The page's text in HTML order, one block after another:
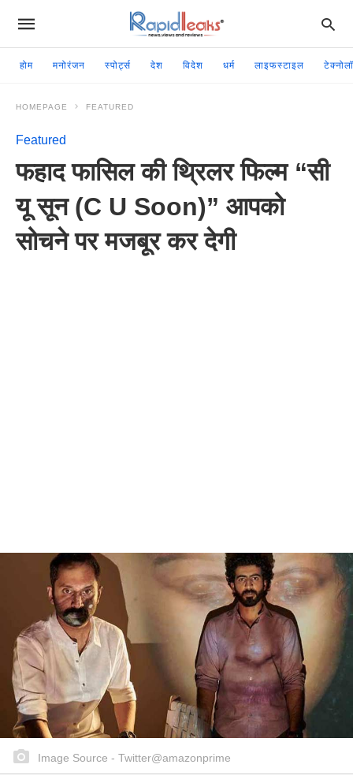
होम मनोरंजन स्पोर्ट्स देश विदेश धर्म लाइफस्टाइल
HOMEPAGE FEATURED
Featured
फहाद फासिल की थ्रिलर फिल्म “सी
यू सून (C U Soon)” आपको
सोचने पर मजबूर कर देगी
Image Source - Twitter@amazonprime